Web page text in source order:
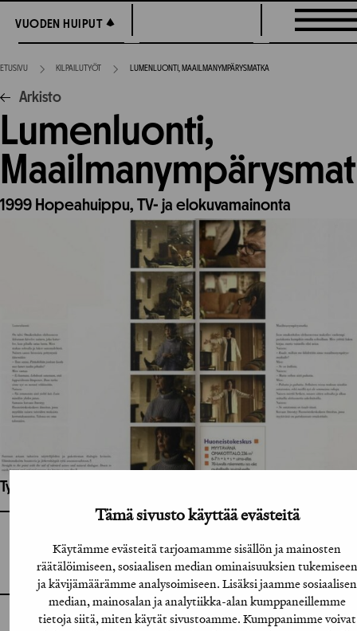
Tämä sivusto käyttää evästeitä
Käytämme evästeitä tarjoamamme sisällön ja mainosten
räätälöimiseen, sosiaalisen median ominaisuuksien tukemiseen
ja kävijämäärämme analysoimiseen. Lisäksi jaamme sosiaalisen
median, mainosalan ja analytiikka-alan kumppaneillemme
tietoja siitä, miten käytät sivustoamme. Kumppanimme voivat
suoraan
sisältöön
VUODEN HUIPUT
VUODEN HUIPUT
ETUSIVU KILPAILUTYÖT LUMENLUONTI, MAAILMANYMPÄRYSMATKA
Arkisto
Lumenluonti,
1999 Hopeahuippu, TV- ja elokuvamainonta
Työhön osallistuneet henkilöt / tahot:
GRAFIA(AT)GRAFIA.FI
UUDENMAANKATU 11 B 9,
00120 HELSINKI